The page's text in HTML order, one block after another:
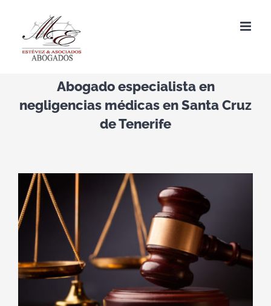
contenido
Abogado especialista en
negligencias médicas en Santa Cruz
de Tenerife